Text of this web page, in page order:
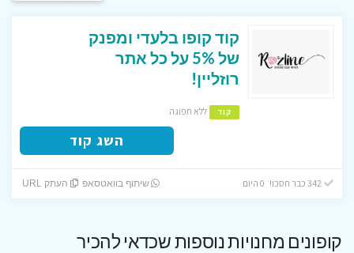
קוד קופו בלעדי ומפנק
של 5% על כל אתר
רוזליין!
קוד ללא תפוגה
השג קוד
שיתוף בוואטסאפ העתק URL
קופונים מחנויות נוספות שכדאי להכיר